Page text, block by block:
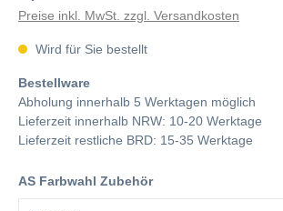
Preise inkl. MwSt. zzgl. Versandkosten
Wird für Sie bestellt
Bestellware
Abholung innerhalb 5 Werktagen möglich
Lieferzeit innerhalb NRW: 10-20 Werktage
Lieferzeit restliche BRD: 15-35 Werktage
AS Farbwahl Zubehör